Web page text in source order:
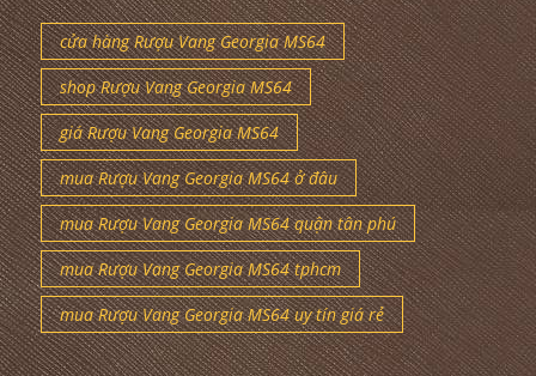
cửa hàng Rượu Vang Georgia MS64
shop Rượu Vang Georgia MS64
giá Rượu Vang Georgia MS64
mua Rượu Vang Georgia MS64 ở đâu
mua Rượu Vang Georgia MS64 quận tân phú
mua Rượu Vang Georgia MS64 tphcm
mua Rượu Vang Georgia MS64 uy tín giá rẻ